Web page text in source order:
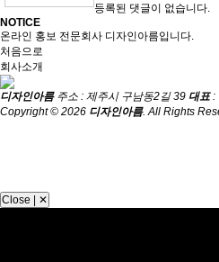
등록된 댓글이 없습니다.
NOTICE
온라인 홍보 전문회사 디자인아름입니다.
처음으로
회사소개
디자인아름주소 : 제주시 구남동2길 39 대표 :
Copyright © 2026 디자인아름. All Rights
Close | ✕